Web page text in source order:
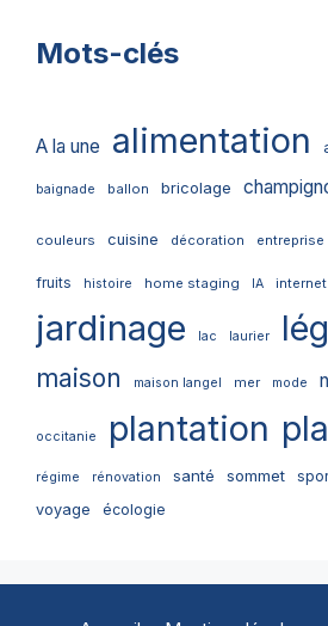
Mots-clés
A la une alimentation
baignade ballon bricolage
couleurs cuisine décoration entreprise
fruits histoire home staging IA internet
jardinage lac laurier
maison maison langel mer mode
occitanie plantation
régime rénovation santé sommet
voyage écologie